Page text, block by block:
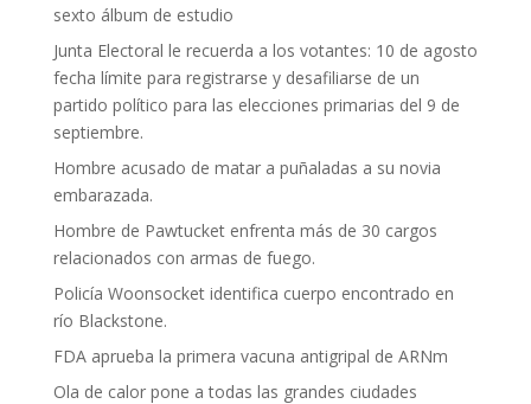
sexto álbum de estudio
Junta Electoral le recuerda a los votantes: 10 de agosto
fecha límite para registrarse y desafiliarse de un
partido político para las elecciones primarias del 9 de
septiembre.
Hombre acusado de matar a puñaladas a su novia
embarazada.
Hombre de Pawtucket enfrenta más de 30 cargos
relacionados con armas de fuego.
Policía Woonsocket identifica cuerpo encontrado en
río Blackstone.
FDA aprueba la primera vacuna antigripal de ARNm
Ola de calor pone a todas las grandes ciudades